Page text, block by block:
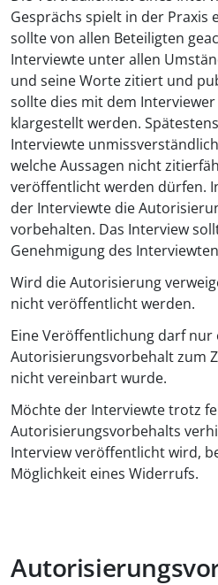
Gesprächs spielt in der Praxis
sollte von allen Beteiligten
Interviewte unter allen
und seine Worte zitiert und
sollte dies mit dem
klargestellt werden.
Interviewte
welche Aussagen nicht
veröffentlicht werden dürfen.
der Interviewte die
vorbehalten. Das Interview
Genehmigung des
Wird die Autorisierung
nicht veröffentlicht werden.
Eine Veröffentlichung darf nur
Autorisierungsvorbehalt zum
nicht vereinbart wurde.
Möchte der Interviewte trotz
Autorisierungsvorbehalts
Interview veröffentlicht wird,
Möglichkeit eines Widerrufs.